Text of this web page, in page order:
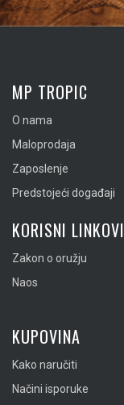
MP TROPIC
O nama
Maloprodaja
Zaposlenje
Predstojeći događaji
KORISNI LINKOVI
Zakon o oružju
Naos
KUPOVINA
Kako naručiti
Načini isporuke